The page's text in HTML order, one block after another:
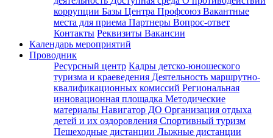
коррупции Базы Центра Профсоюз Вакантные
места для приема Партнеры Вопрос-ответ
Контакты Реквизиты Вакансии
Календарь мероприятий
Проводник
Ресурсный центр Кадры детско-юношеского
туризма и краеведения Деятельность маршрутно-
квалификационных комиссий Региональная
инновационная площадка Методические
материалы Навигатор ДО Организация отдыха
детей и их оздоровления Спортивный туризм
Пешеходные дистанции Лыжные дистанции